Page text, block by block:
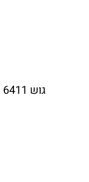
גוש 6411